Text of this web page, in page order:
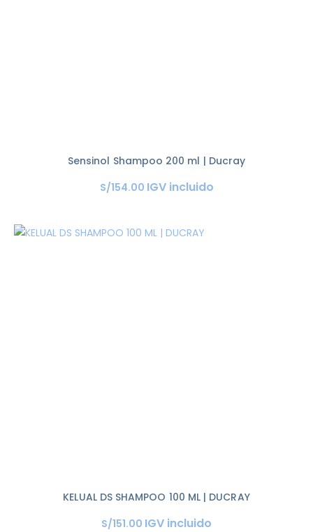
Sensinol Shampoo 200 ml | Ducray
S/154.00 IGV incluido
KELUAL DS SHAMPOO 100 ML | DUCRAY
S/151.00 IGV incluido